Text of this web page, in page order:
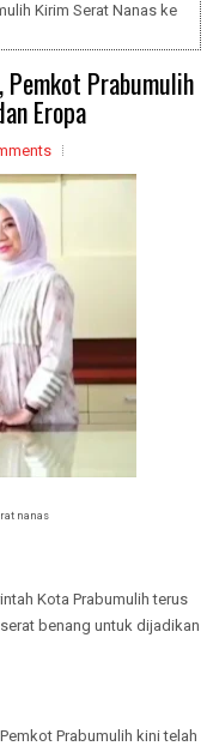
Kirim Serat Nanas ke
Pemkot Prabumulih
Eropa
nanas
Kota Prabumulih terus
benang untuk dijadikan
Prabumulih kini telah